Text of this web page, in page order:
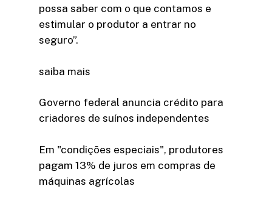
possa saber com o que contamos e
estimular o produtor a entrar no
seguro”.
saiba mais
Governo federal anuncia crédito para
criadores de suínos independentes
Em "condições especiais", produtores
pagam 13% de juros em compras de
máquinas agrícolas